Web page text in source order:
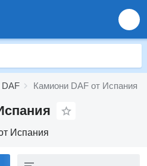
DAF Камиони DAF от Испания
Испания